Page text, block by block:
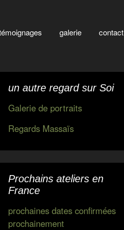
galerie contact
un autre regard sur Soi
Galerie de portraits
Regards Massaïs
Prochains ateliers en
France
prochaines dates confirmées
prochainement